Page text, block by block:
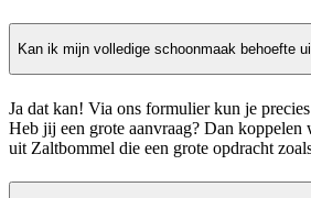
Kan ik mijn volledige schoonmaak behoefte
Ja dat kan! Via ons formulier kun je
Heb jij een grote aanvraag? Dan koppelen
uit Zaltbommel die een grote opdracht